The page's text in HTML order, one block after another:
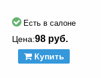
Есть в салоне
Цена:98 руб.
Купить